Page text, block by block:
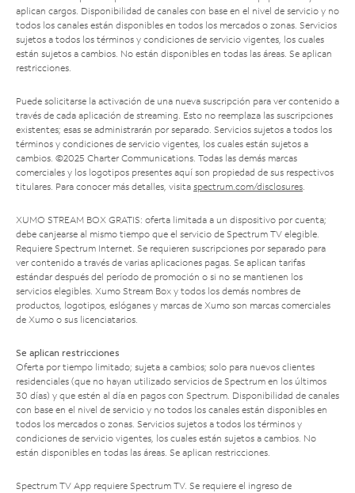
aplican cargos. Disponibilidad de canales con base en el nivel de servicio y no
todos los canales están disponibles en todos los mercados o zonas. Servicios
sujetos a todos los términos y condiciones de servicio vigentes, los cuales
están sujetos a cambios. No están disponibles en todas las áreas. Se aplican
restricciones.
Puede solicitarse la activación de una nueva suscripción para ver contenido a
través de cada aplicación de streaming. Esto no reemplaza las suscripciones
existentes; esas se administrarán por separado. Servicios sujetos a todos los
términos y condiciones de servicio vigentes, los cuales están sujetos a
cambios. ©2025 Charter Communications. Todas las demás marcas
comerciales y los logotipos presentes aquí son propiedad de sus respectivos
titulares. Para conocer más detalles, visita spectrum.com/disclosures.
XUMO STREAM BOX GRATIS: oferta limitada a un dispositivo por cuenta;
debe canjearse al mismo tiempo que el servicio de Spectrum TV elegible.
Requiere Spectrum Internet. Se requieren suscripciones por separado para
ver contenido a través de varias aplicaciones pagas. Se aplican tarifas
estándar después del período de promoción o si no se mantienen los
servicios elegibles. Xumo Stream Box y todos los demás nombres de
productos, logotipos, eslóganes y marcas de Xumo son marcas comerciales
de Xumo o sus licenciatarios.
Se aplican restricciones
Oferta por tiempo limitado; sujeta a cambios; solo para nuevos clientes
residenciales (que no hayan utilizado servicios de Spectrum en los últimos
30 días) y que estén al día en pagos con Spectrum. Disponibilidad de canales
con base en el nivel de servicio y no todos los canales están disponibles en
todos los mercados o zonas. Servicios sujetos a todos los términos y
condiciones de servicio vigentes, los cuales están sujetos a cambios. No
están disponibles en todas las áreas. Se aplican restricciones.
Spectrum TV App requiere Spectrum TV. Se requiere el ingreso de